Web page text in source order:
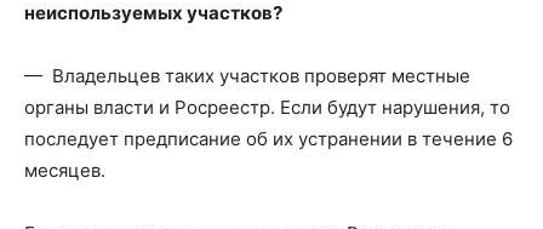
неиспользуемых участков?
— Владельцев таких участков проверят местные
органы власти и Росреестр. Если будут нарушения, то
последует предписание об их устранении в течение 6
месяцев.